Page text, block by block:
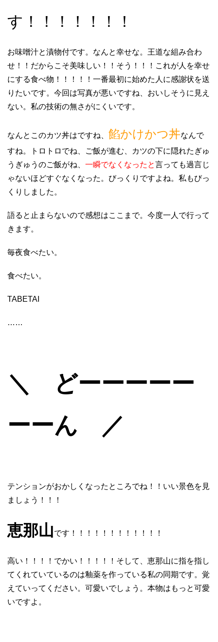
す！！！！！！！
お味噌汁と漬物付です。なんと幸せな。王道な組み合わ
せ！！だからこそ美味しい！！そう！！！これが人を幸せ
にする食べ物！！！！！一番最初に始めた人に感謝状を送
りたいです。今回は写真が悪いですね、おいしそうに見え
ない。私の技術の無さがにくいです。
なんとこのカツ丼はですね、 餡かけかつ丼なんで
すね。トロトロでね、ご飯が進む、カツの下に隠れたぎゅ
うぎゅうのご飯がね、 一瞬でなくなったと言っても過言じ
ゃないほどすぐなくなった。びっくりですよね。私もびっ
くりしました。
語ると止まらないので感想はここまで。今度一人で行って
きます。
毎夜食べたい。
食べたい。
TABETAI
……
＼ どーーーーー
ーーん ／
テンションがおかしくなったところでね！！いい景色を見
ましょう！！！
恵那山です！！！！！！！！！！！！
高い！！！！でかい！！！！！そして、恵那山に指を指し
てくれていているのは釉薬を作っている私の同期です。覚
えていってください。可愛いでしょう。本物はもっと可愛
いですよ。